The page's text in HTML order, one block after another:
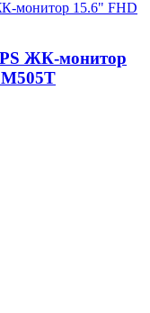
ЖК-монитор